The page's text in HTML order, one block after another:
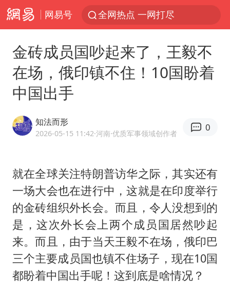
网易号 全网热点 一网打尽
金砖成员国吵起来了，王毅不
在场，俄印镇不住！10国盼着
中国出手
知法而形
2026-05-15 11:42·河南·优质军事领域创作者
0
就在全球关注特朗普访华之际，其实还有
一场大会也在进行中，这就是在印度举行
的金砖组织外长会。而且，令人没想到的
是，这次外长会上两个成员国居然吵起
来。而且，由于当天王毅不在场，俄印巴
三个主要成员国也镇不住场子，现在10国
都盼着中国出手呢！这到底是啥情况？